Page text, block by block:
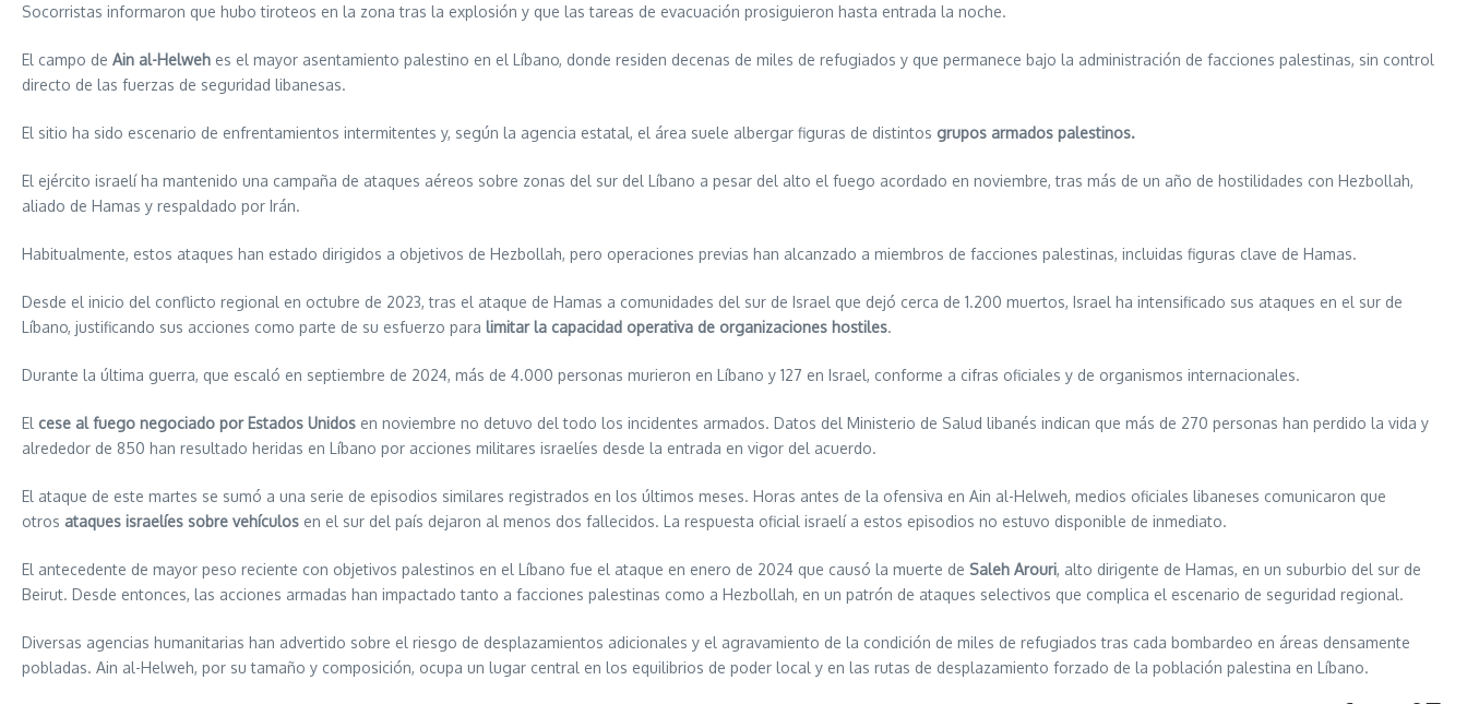
Socorristas informaron que hubo tiroteos en la zona tras la explosión y que las tareas de evacuación prosiguieron hasta entrada la noche.
El campo de Ain al-Helweh es el mayor asentamiento palestino en el Líbano, donde residen decenas de miles de refugiados y que permanece bajo la administración de facciones palestinas, sin control
directo de las fuerzas de seguridad libanesas.
El sitio ha sido escenario de enfrentamientos intermitentes y, según la agencia estatal, el área suele albergar figuras de distintos grupos armados palestinos.
El ejército israelí ha mantenido una campaña de ataques aéreos sobre zonas del sur del Líbano a pesar del alto el fuego acordado en noviembre, tras más de un año de hostilidades con Hezbollah,
aliado de Hamas y respaldado por Irán.
Habitualmente, estos ataques han estado dirigidos a objetivos de Hezbollah, pero operaciones previas han alcanzado a miembros de facciones palestinas, incluidas figuras clave de Hamas.
Desde el inicio del conflicto regional en octubre de 2023, tras el ataque de Hamas a comunidades del sur de Israel que dejó cerca de 1.200 muertos, Israel ha intensificado sus ataques en el sur de
Líbano, justificando sus acciones como parte de su esfuerzo para limitar la capacidad operativa de organizaciones hostiles.
Durante la última guerra, que escaló en septiembre de 2024, más de 4.000 personas murieron en Líbano y 127 en Israel, conforme a cifras oficiales y de organismos internacionales.
El cese al fuego negociado por Estados Unidos en noviembre no detuvo del todo los incidentes armados. Datos del Ministerio de Salud libanés indican que más de 270 personas han perdido la vida y
alrededor de 850 han resultado heridas en Líbano por acciones militares israelíes desde la entrada en vigor del acuerdo.
El ataque de este martes se sumó a una serie de episodios similares registrados en los últimos meses. Horas antes de la ofensiva en Ain al-Helweh, medios oficiales libaneses comunicaron que
otros ataques israelíes sobre vehículos en el sur del país dejaron al menos dos fallecidos. La respuesta oficial israelí a estos episodios no estuvo disponible de inmediato.
El antecedente de mayor peso reciente con objetivos palestinos en el Líbano fue el ataque en enero de 2024 que causó la muerte de Saleh Arouri, alto dirigente de Hamas, en un suburbio del sur de
Beirut. Desde entonces, las acciones armadas han impactado tanto a facciones palestinas como a Hezbollah, en un patrón de ataques selectivos que complica el escenario de seguridad regional.
Diversas agencias humanitarias han advertido sobre el riesgo de desplazamientos adicionales y el agravamiento de la condición de miles de refugiados tras cada bombardeo en áreas densamente
pobladas. Ain al-Helweh, por su tamaño y composición, ocupa un lugar central en los equilibrios de poder local y en las rutas de desplazamiento forzado de la población palestina en Líbano.